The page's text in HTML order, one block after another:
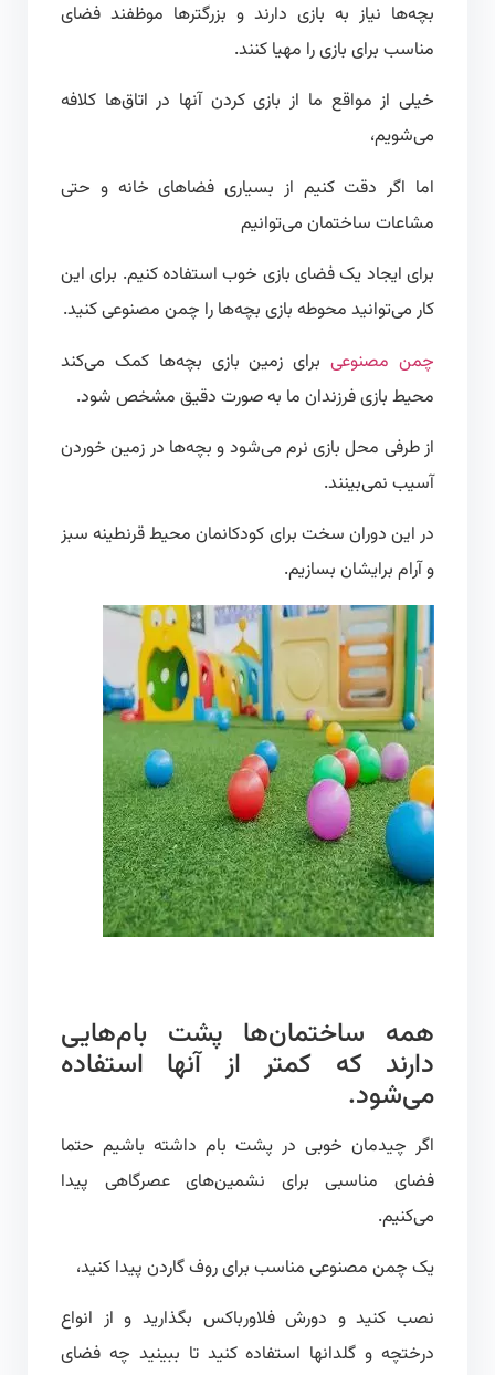
بچه‌ها نیاز به بازی دارند و بزرگترها موظفند فضای
مناسب برای بازی را مهیا کنند.
خیلی از مواقع ما از بازی کردن آنها در اتاق‌ها کلافه
می‌شویم،
اما اگر دقت کنیم از بسیاری فضاهای خانه و حتی
مشاعات ساختمان می‌توانیم
برای ایجاد یک فضای بازی خوب استفاده کنیم. برای این
کار می‌توانید محوطه بازی بچه‌ها را چمن مصنوعی کنید.
چمن مصنوعی برای زمین بازی بچه‌ها کمک می‌کند
محیط بازی فرزندان ما به صورت دقیق مشخص شود.
از طرفی محل بازی نرم می‌شود و بچه‌ها در زمین خوردن
آسیب نمی‌بینند.
در این دوران سخت برای کودکانمان محیط قرنطینه سبز
و آرام برایشان بسازیم.
همه ساختمان‌ها پشت بام‌هایی
دارند که کمتر از آنها استفاده
می‌شود.
اگر چیدمان خوبی در پشت بام داشته باشیم حتما
فضای مناسبی برای نشمین‌های عصرگاهی پیدا
یک چمن مصنوعی مناسب برای روف گاردن پیدا کنید،
نصب کنید و دورش فلاورباکس بگذارید و از انواع
درختچه و گلدانها استفاده کنید تا ببینید چه فضای